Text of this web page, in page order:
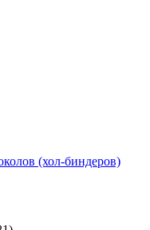
(хол-биндеров)